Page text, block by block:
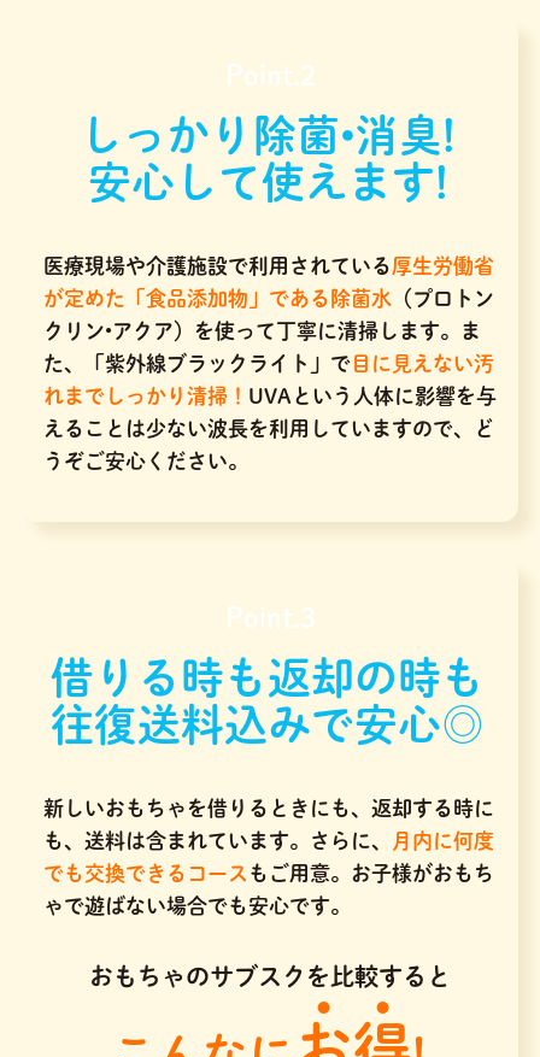
Point.2
しっかり除菌•消臭!
安心して使えます!
医療現場や介護施設で利用されている厚生労働省
が定めた「食品添加物」である除菌水 （プロトン
クリン•アクア）を使って丁寧に清掃します。ま
た、「紫外線ブラックライト」で目に見えない汚
れまでしっかり清掃！ UVAという人体に影響を与
えることは少ない波長を利用していますので、ど
うぞご安心ください。
Point.3
借りる時も返却の時も
往復送料込みで安心◎
新しいおもちゃを借りるときにも、返却する時に
も、送料は含まれています。さらに、
月内に何度
でも交換できるコース もご用意。お子様がおもち
ゃで遊ばない場合でも安心です。
おもちゃのサブスクを比較すると